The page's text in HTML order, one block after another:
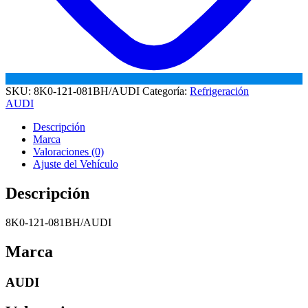
SKU: 8K0-121-081BH/AUDI Categoría: Refrigeración
AUDI
Descripción
Marca
Valoraciones (0)
Ajuste del Vehículo
Descripción
8K0-121-081BH/AUDI
Marca
AUDI